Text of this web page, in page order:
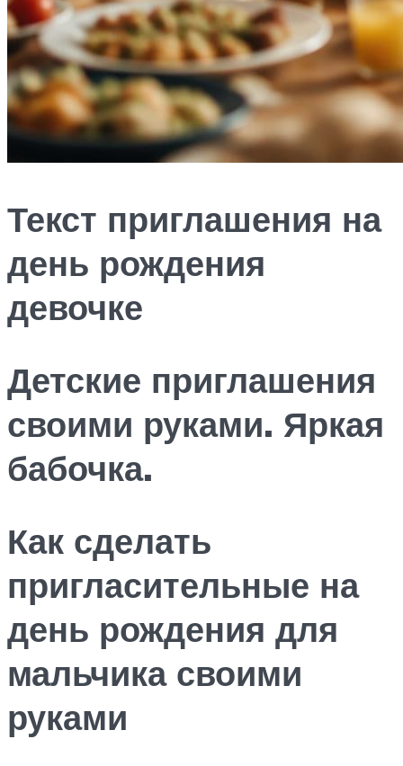
Текст приглашения на
день рождения
девочке
Детские приглашения
своими руками. Яркая
бабочка.
Как сделать
пригласительные на
день рождения для
мальчика своими
руками